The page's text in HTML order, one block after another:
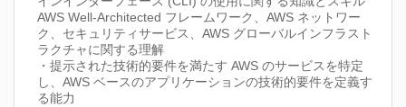
AWS Well-Architected フレームワーク、AWS ネットワー
ク、セキュリティサービス、AWS グローバルインフラスト
ラクチャに関する理解
・提示された技術的要件を満たす AWS のサービスを特定
し、AWS ベースのアプリケーションの技術的要件を定義す
る能力